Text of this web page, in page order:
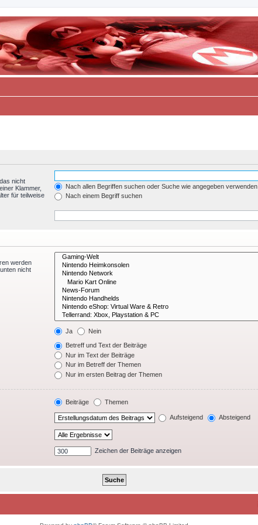
nicht
Klammer,
für teilweise
Nach allen Begriffen suchen oder Suche wie angegeben verwenden
Nach einem Begriff suchen
werden
nicht
Ja Nein
Betreff und Text der Beiträge
Nur im Text der Beiträge
Nur im Betreff der Themen
Nur im ersten Beitrag der Themen
Beiträge Themen
Aufsteigend Absteigend
Zeichen der Beiträge anzeigen